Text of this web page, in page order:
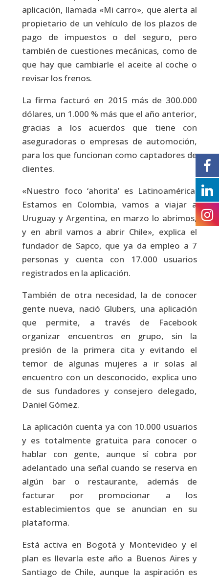
aplicación, llamada «Mi carro», que alerta al
propietario de un vehículo de los plazos de
pago de impuestos o del seguro, pero
también de cuestiones mecánicas, como de
que hay que cambiarle el aceite al coche o
revisar los frenos.
La firma facturó en 2015 más de 300.000
dólares, un 1.000 % más que el año anterior,
gracias a los acuerdos que tiene con
aseguradoras o empresas de automoción,
para los que funcionan como captadores de
clientes.
«Nuestro foco ‘ahorita’ es Latinoamérica.
Estamos en Colombia, vamos a viajar a
Uruguay y Argentina, en marzo lo abrimos,
y en abril vamos a abrir Chile», explica el
fundador de Sapco, que ya da empleo a 7
personas y cuenta con 17.000 usuarios
registrados en la aplicación.
También de otra necesidad, la de conocer
gente nueva, nació Glubers, una aplicación
que permite, a través de Facebook
organizar encuentros en grupo, sin la
presión de la primera cita y evitando el
temor de algunas mujeres a ir solas al
encuentro con un desconocido, explica uno
de sus fundadores y consejero delegado,
Daniel Gómez.
La aplicación cuenta ya con 10.000 usuarios
y es totalmente gratuita para conocer o
hablar con gente, aunque sí cobra por
adelantado una señal cuando se reserva en
algún bar o restaurante, además de
facturar por promocionar a los
establecimientos que se anuncian en su
plataforma.
Está activa en Bogotá y Montevideo y el
plan es llevarla este año a Buenos Aires y
Santiago de Chile, aunque la aspiración es